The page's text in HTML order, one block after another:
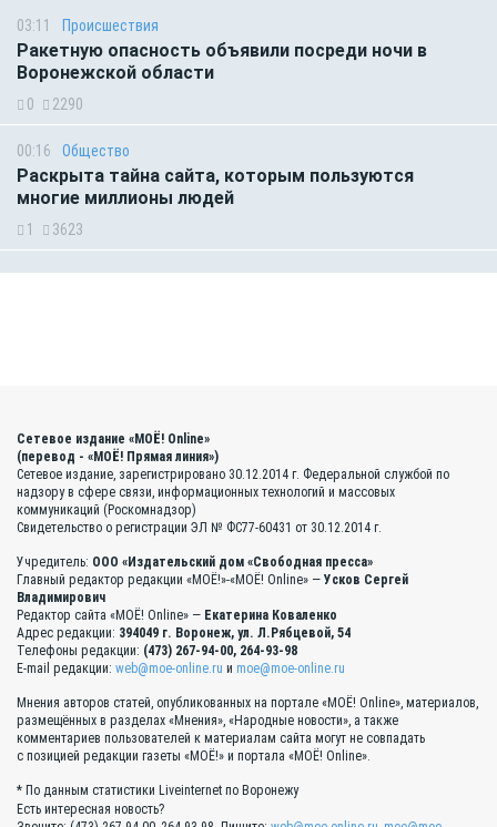
03:11 Происшествия
Ракетную опасность объявили посреди ночи в
Воронежской области
0 2290
00:16 Общество
Раскрыта тайна сайта, которым пользуются
многие миллионы людей
1 3623
Сетевое издание «МОЁ! Online»
(перевод - «МОЁ! Прямая линия»)
Сетевое издание, зарегистрировано 30.12.2014 г. Федеральной службой по
надзору в сфере связи, информационных технологий и массовых
коммуникаций (Роскомнадзор)
Свидетельство о регистрации ЭЛ № ФС77-60431 от 30.12.2014 г.
Учредитель: ООО «Издательский дом «Свободная пресса»
Главный редактор редакции «МОЁ!»-«МОЁ! Online» — Усков Сергей
Владимирович
Редактор сайта «МОЁ! Online» — Екатерина Коваленко
Адрес редакции: 394049 г. Воронеж, ул. Л.Рябцевой, 54
Телефоны редакции: (473) 267-94-00, 264-93-98
E-mail редакции: web@moe-online.ru и moe@moe-online.ru
Мнения авторов статей, опубликованных на портале «МОЁ! Online», материалов,
размещённых в разделах «Мнения», «Народные новости», а также
комментариев пользователей к материалам сайта могут не совпадать
с позицией редакции газеты «МОЁ!» и портала «МОЁ! Online».
* По данным статистики Liveinternet по Воронежу
Есть интересная новость?